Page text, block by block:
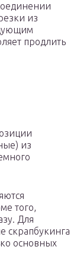
из
продлить
из
того,
Для
скрапбукинга
основных